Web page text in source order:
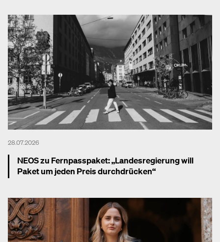
28.07.2026
NEOS zu Fernpasspaket: „Landesregierung will
Paket um jeden Preis durchdrücken“